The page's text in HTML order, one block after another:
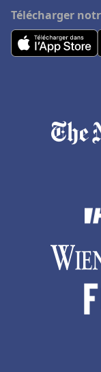
Hôtels à Avallon
Hôtels à
Hôtels à
Hôtels à
Télécharger